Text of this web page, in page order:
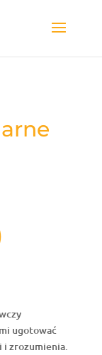
ugotować
i zrozumienia.